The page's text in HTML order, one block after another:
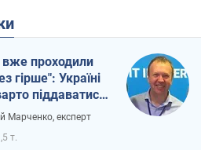
проходили
гірше": Україні
піддаватися
через
Марченко, експерт
т.